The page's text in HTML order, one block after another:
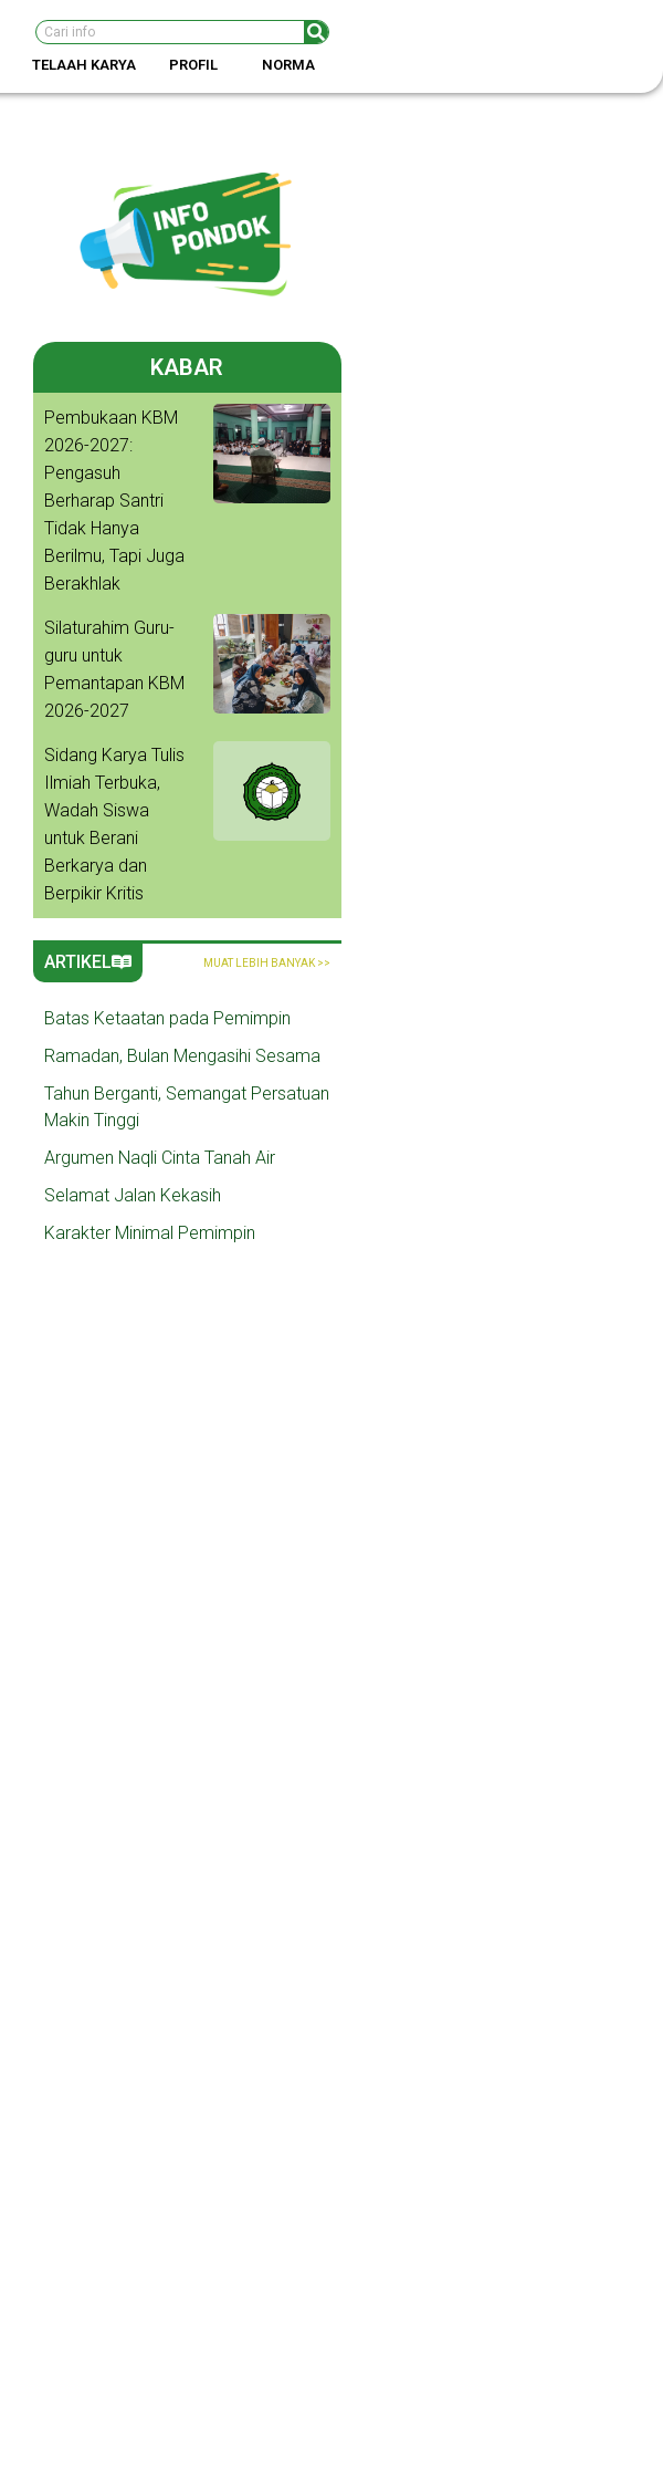
Search
TELAAH KARYA PROFIL NORMA
KABAR
Pembukaan KBM
2026-2027:
Pengasuh
Berharap Santri
Tidak Hanya
Berilmu, Tapi Juga
Berakhlak
Silaturahim Guru-
guru untuk
Pemantapan KBM
2026-2027
Sidang Karya Tulis
Ilmiah Terbuka,
Wadah Siswa
untuk Berani
Berkarya dan
Berpikir Kritis
ARTIKEL MUAT LEBIH BANYAK >>
Batas Ketaatan pada Pemimpin
Ramadan, Bulan Mengasihi Sesama
Tahun Berganti, Semangat Persatuan
Makin Tinggi
Argumen Naqli Cinta Tanah Air
Selamat Jalan Kekasih
Karakter Minimal Pemimpin